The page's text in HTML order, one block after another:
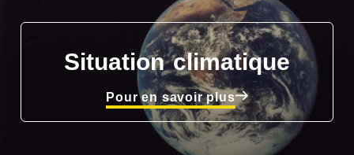
Situation climatique
Pour en savoir plus